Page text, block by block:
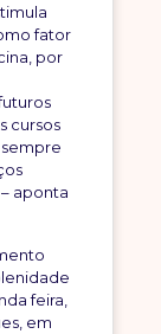
fator
por
cursos
aponta
feira,
em